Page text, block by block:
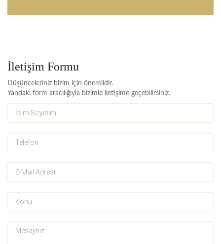
İletişim Formu
Düşünceleriniz bizim için önemlidir.
Yandaki form aracılığıyla bizimle iletişime geçebilirsiniz.